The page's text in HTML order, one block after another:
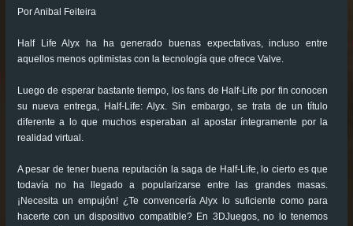
Por Anibal Feiteira
Half Life Alyx ha ha generado buenas expectativas, incluso entre
aquellos menos optimistas con la tecnología que ofrece Valve.
Luego de esperar bastante tiempo, los fans de Half-Life por fin conocen
su nueva entrega, Half-Life: Alyx. Sin embargo, se trata de un título
diferente a lo que muchos esperaban al apostar íntegramente por la
realidad virtual.
A pesar de tener buena reputación la saga de Half-Life, lo cierto es que
todavía no ha llegado a popularizarse entre las grandes masas.
¡Necesita un empujón! ¿Te convencería Alyx lo suficiente como para
hacerte con un dispositivo compatible? En 3DJuegos, no lo tenemos